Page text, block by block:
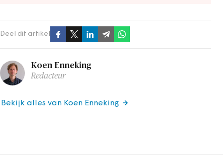
Deel dit artikel
Koen Enneking
Redacteur
Bekijk alles van Koen Enneking